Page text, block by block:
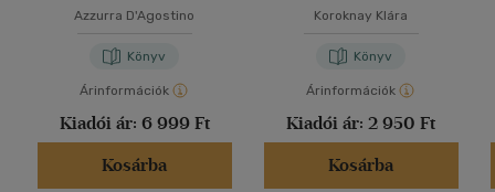
Azzurra D'Agostino
Könyv
Árinformációk
Kiadói ár: 6 999 Ft
Kosárba
Koroknay Klára
Könyv
Árinformációk
Kiadói ár: 2 950 Ft
Kosárba